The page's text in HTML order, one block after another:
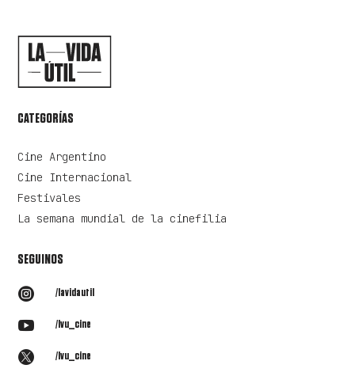
CATEGORÍAS
Cine Argentino
Cine Internacional
Festivales
La semana mundial de la cinefilia
SEGUINOS
 /lavidautil
 /lvu_cine
 /lvu_cine